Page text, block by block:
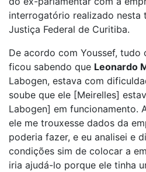
interrogatório realizado nesta
Justiça Federal de Curitiba.
De acordo com Youssef, tudo
ficou sabendo que Leonardo
Labogen, estava com
soube que ele [Meirelles]
Labogen] em funcionamento.
ele me trouxesse dados da
poderia fazer, e eu analisei e
condições sim de colocar a
iria ajudá-lo porque ele tinha